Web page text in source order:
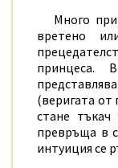
Много
вретено
принцеса.
(веригата от
стане тъкач
превръща в
интуиция се